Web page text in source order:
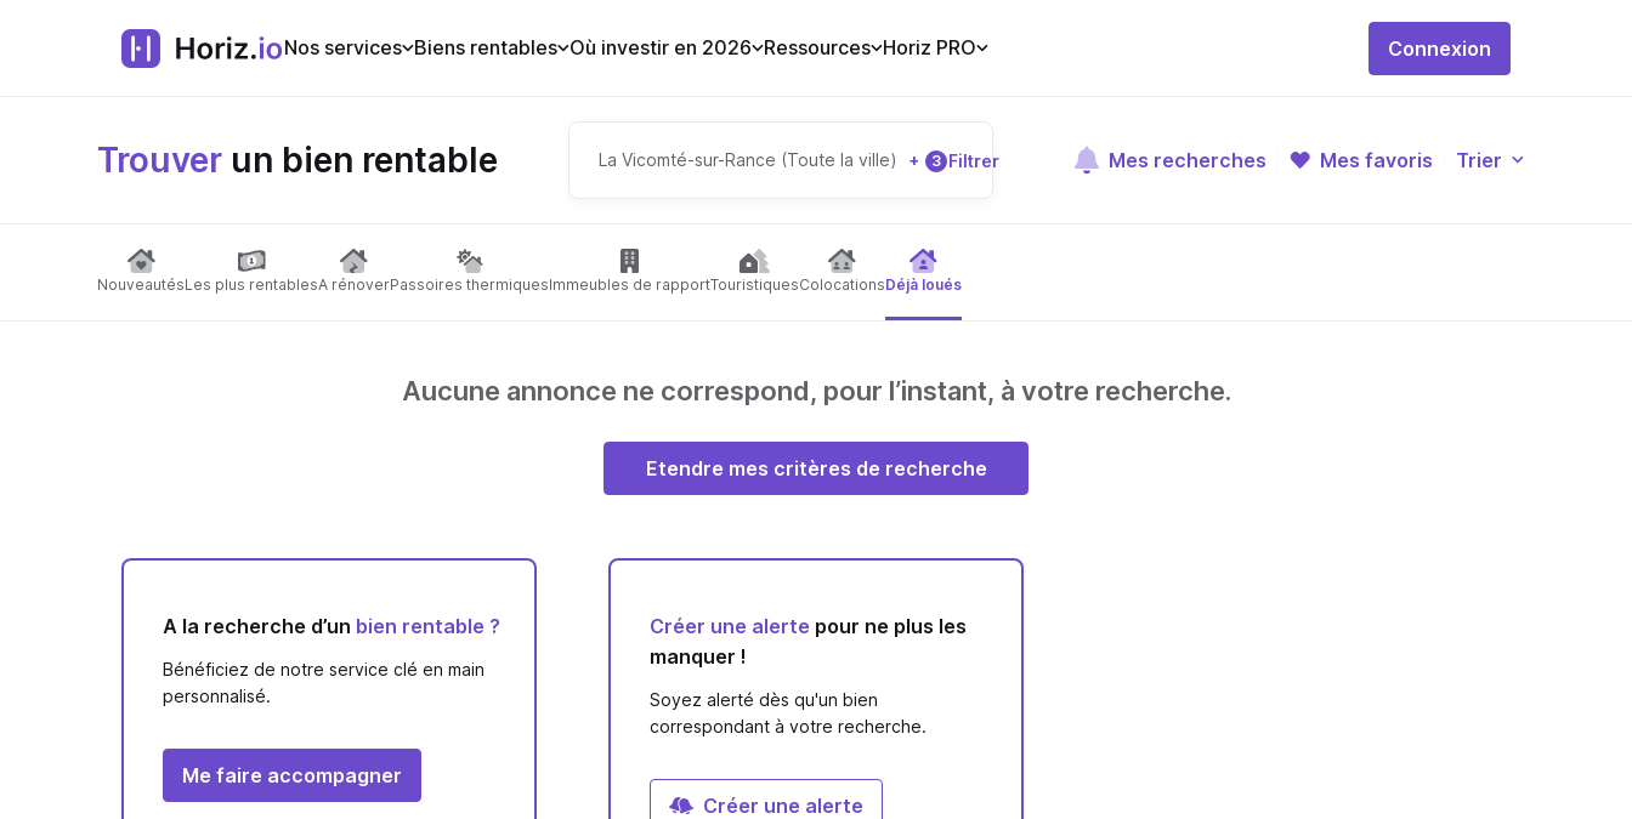
Nos services Biens rentables Où investir en 2026 Ressources Horiz PRO Connexion
Trouver un bien rentable La Vicomté-sur-Rance (Toute la ville) + 3 Filtrer Mes recherches Mes favoris Trier
NouveautésLes plus rentablesA rénoverPassoires thermiquesImmeubles de rapportTouristiquesColocationsDéjà loués
Aucune annonce ne correspond, pour l’instant, à votre recherche.
Etendre mes critères de recherche
A la recherche d’un bien rentable ?
Bénéficiez de notre service clé en main
personnalisé.
Me faire accompagner
Créer une alerte pour ne plus les
manquer !
Soyez alerté dès qu'un bien
correspondant à votre recherche.
Créer une alerte